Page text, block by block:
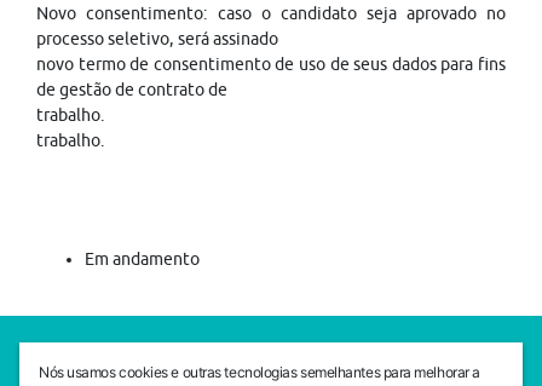
Novo consentimento: caso o candidato seja aprovado no
processo seletivo, será assinado
novo termo de consentimento de uso de seus dados para fins
de gestão de contrato de
trabalho.
trabalho.
Em andamento
SEDE CEJAM
Nós usamos cookies e outras tecnologias semelhantes para melhorar a